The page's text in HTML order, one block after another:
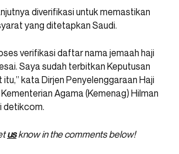
diverifikasi untuk memastikan
yang ditetapkan Saudi.
verifikasi daftar nama jemaah haji
Saya sudah terbitkan Keputusan
itu,” kata Dirjen Penyelenggaraan Haji
Agama (Kemenag) Hilman
detikcom.
usknow in the comments below!